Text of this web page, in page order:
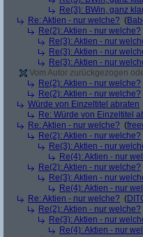
Re(3): BWin, ganz
Re: Aktien - nur welche? (
Re(2): Aktien - nur welche?
Re(3): Aktien - nur
Re(3): Aktien - nur
Re(3): Aktien - nur
Vom Autor zurückgezogen
Re(2): Aktien - nur welche?
Re(2): Aktien - nur welche?
Würde von Einzeltitel abraten
Re: Würde von Einzeltitel
Re: Aktien - nur welche? (
Re(2): Aktien - nur welche?
Re(3): Aktien - nur
Re(4): Aktien - nur
Re(2): Aktien - nur welche?
Re(3): Aktien - nur
Re(4): Aktien - nur
Re: Aktien - nur welche? (
Re(2): Aktien - nur welche?
Re(3): Aktien - nur
Re(4): Aktien - nur